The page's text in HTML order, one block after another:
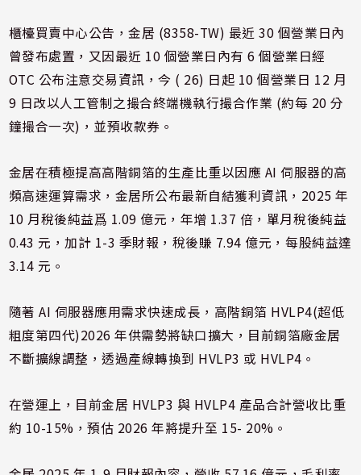
櫃檯買賣中心公告，金居 (8358-TW) 最近 30 個營業日內
曾發布處置，又因最近 10 個營業日內有 6 個營業日經
OTC 公布注意交易資訊，今 ( 26) 日起 10 個營業日 12 月
9 日改以人工管制之撮合終端機執行撮合作業 (約每 20 分
鐘撮合一次)，並預收款券。
金居在積極提高高階銅箔的生產比重以因應 AI 伺服器的高
頻高速運算需求，金居所公布最新自結獲利資訊，2025 年
10 月稅後純益爲 1.09 億元，年增 1.37 倍，單月稅後純益
0.43 元，加計 1-3 季財報，稅後賺 7.94 億元，每股純益達
3.14 元。
隨著 AI 伺服器應用需求快速成長，高階銅箔 HVLP4(超低
粗度第四代)2026 年供需勢將缺口擴大，目前銅箔廠金居
不斷擴線調整，透過產線轉換到 HVLP3 或 HVLP4。
在營運上，目前金居 HVLP3 與 HVLP4 產品合計營收比重
約 10-15%，預估 2026 年將提升至 15- 20%。